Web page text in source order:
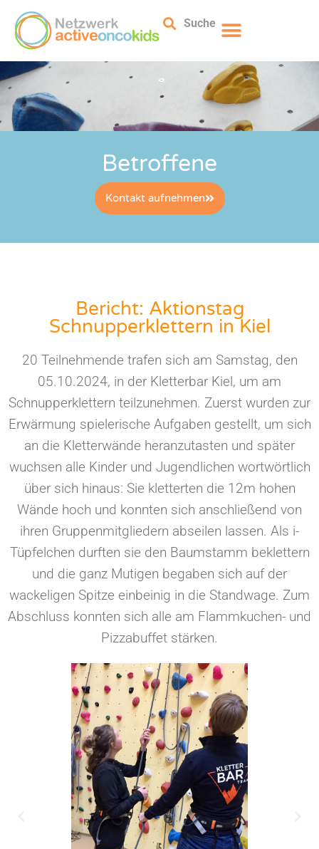
Suche
Betroffene
Kontakt aufnehmen
Bericht: Aktionstag
Schnupperklettern in Kiel
20 Teilnehmende trafen sich am Samstag, den
05.10.2024, in der Kletterbar Kiel, um am
Schnupperklettern teilzunehmen. Zuerst wurden zur
Erwärmung spielerische Aufgaben gestellt, um sich
an die Kletterwände heranzutasten und später
wuchsen alle Kinder und Jugendlichen wortwörtlich
über sich hinaus: Sie kletterten die 12m hohen
Wände hoch und konnten sich anschließend von
ihren Gruppenmitgliedern abseilen lassen. Als i-
Tüpfelchen durften sie den Baumstamm beklettern
und die ganz Mutigen begaben sich auf der
wackeligen Spitze einbeinig in die Standwage. Zum
Abschluss konnten sich alle am Flammkuchen- und
Pizzabuffet stärken.